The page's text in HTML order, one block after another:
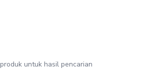
produk untuk hasil pencarian